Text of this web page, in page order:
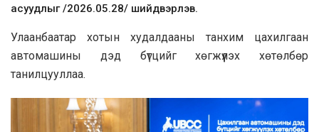
асуудлыг /2026.05.28/ шийдвэрлэв.
Улаанбаатар хотын худалдааны танхим цахилгаан
автомашины дэд бүтцийг хөгжүүлэх хөтөлбөр
танилцууллаа.